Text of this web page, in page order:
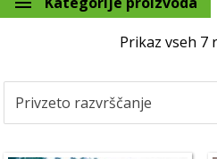
Prikaz vseh 7